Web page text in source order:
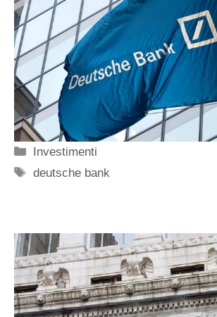
Categorie
Investimenti
Tag
deutsche bank